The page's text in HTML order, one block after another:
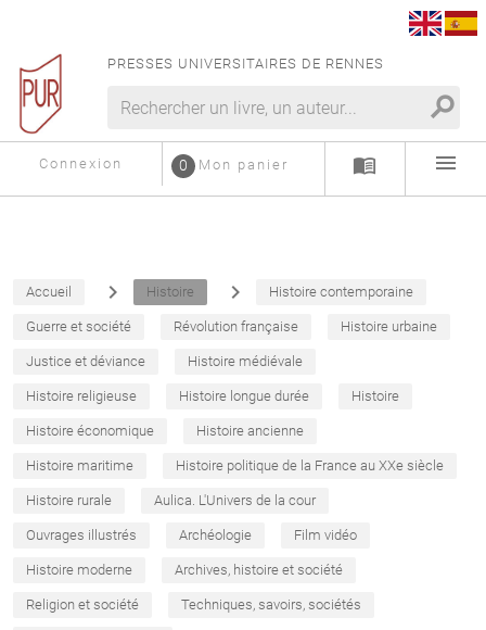
PRESSES UNIVERSITAIRES DE RENNES
search
Connexion Mon panier
0 menu_book menu
Accueil navigate_next Histoire navigate_next Histoire contemporaine
Guerre et société Révolution française Histoire urbaine
Justice et déviance Histoire médiévale
Histoire religieuse Histoire longue durée Histoire
Histoire économique Histoire ancienne
Histoire maritime Histoire politique de la France au XXe siècle
Histoire rurale Aulica. L'Univers de la cour
Ouvrages illustrés Archéologie Film vidéo
Histoire moderne Archives, histoire et société
Religion et société Techniques, savoirs, sociétés